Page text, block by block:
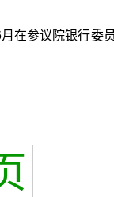
在参议院银行委